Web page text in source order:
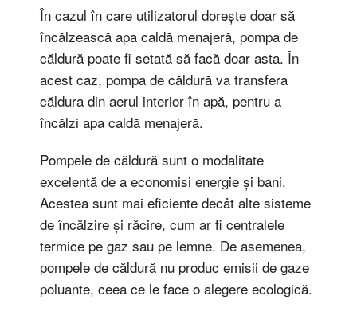
În cazul în care utilizatorul dorește doar să
încălzească apa caldă menajeră, pompa de
căldură poate fi setată să facă doar asta. În
acest caz, pompa de căldură va transfera
căldura din aerul interior în apă, pentru a
încălzi apa caldă menajeră.
Pompele de căldură sunt o modalitate
excelentă de a economisi energie și bani.
Acestea sunt mai eficiente decât alte sisteme
de încălzire și răcire, cum ar fi centralele
termice pe gaz sau pe lemne. De asemenea,
pompele de căldură nu produc emisii de gaze
poluante, ceea ce le face o alegere ecologică.